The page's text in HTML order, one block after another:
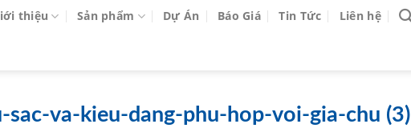
thiệu Sản phẩm Dự Án Báo Giá Tin Tức Liên hệ
va-kieu-dang-phu-hop-voi-gia-chu (3)